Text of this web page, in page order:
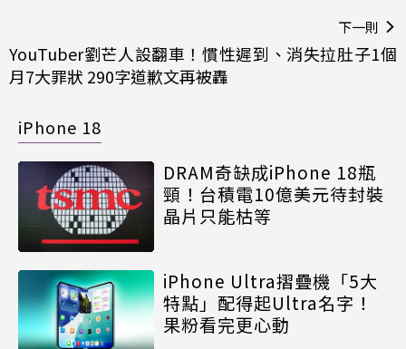
下一則
YouTuber劉芒人設翻車！慣性遲到、消失拉肚子1個
月7大罪狀 290字道歉文再被轟
iPhone 18
DRAM奇缺成iPhone 18瓶
頸！台積電10億美元待封裝
晶片只能枯等
iPhone Ultra摺疊機「5大
特點」配得起Ultra名字！
果粉看完更心動